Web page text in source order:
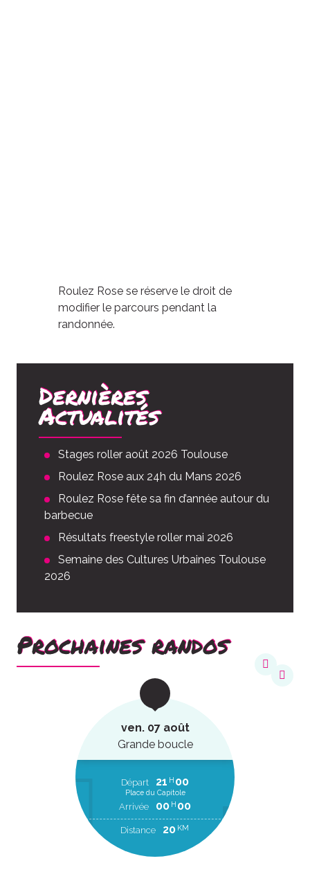
Roulez Rose se réserve le droit de
modifier le parcours pendant la
randonnée.
Dernières
Actualités
Stages roller août 2026 Toulouse
Roulez Rose aux 24h du Mans 2026
Roulez Rose fête sa fin d’année autour du
barbecue
Résultats freestyle roller mai 2026
Semaine des Cultures Urbaines Toulouse
2026
Prochaines randos
ven. 07 août
Grande boucle
Départ 21 H 00
Place du Capitole
Arrivée 00 H 00
Distance 20 KM